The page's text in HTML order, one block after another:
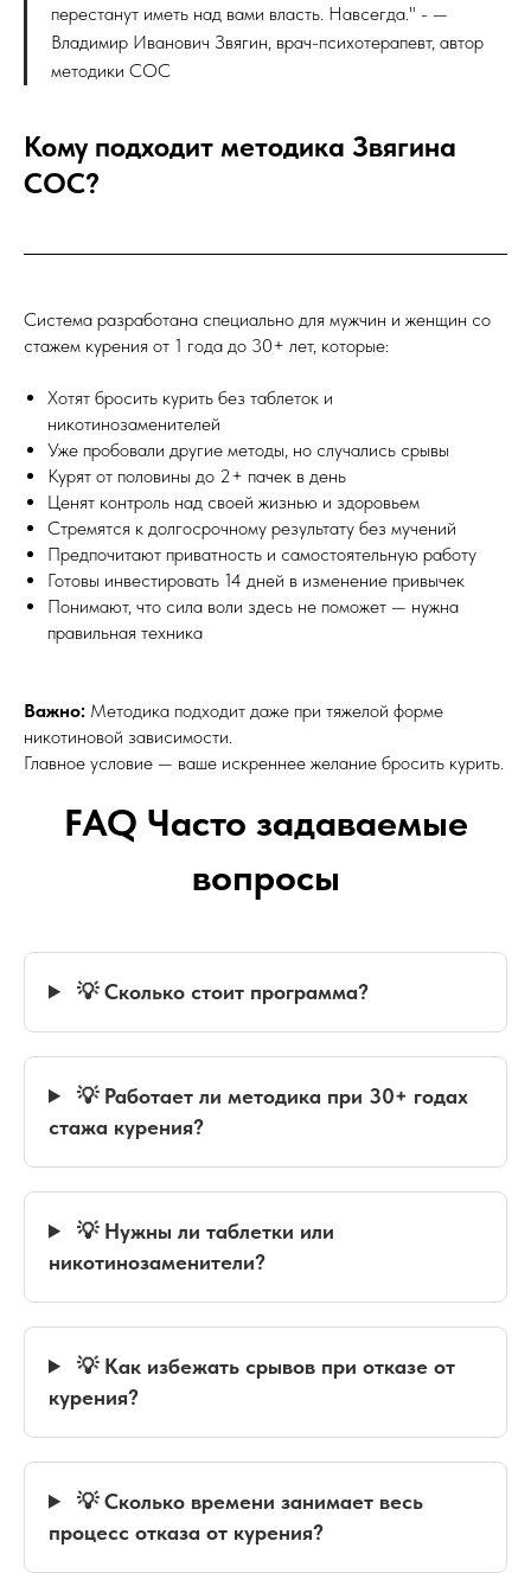
перестанут иметь над вами власть. Навсегда." - —
Владимир Иванович Звягин, врач-психотерапевт, автор
методики СОС
Кому подходит методика Звягина
СОС?
Система разработана специально для мужчин и женщин со
стажем курения от 1 года до 30+ лет, которые:
Хотят бросить курить без таблеток и
никотинозаменителей
Уже пробовали другие методы, но случались срывы
Курят от половины до 2+ пачек в день
Ценят контроль над своей жизнью и здоровьем
Стремятся к долгосрочному результату без мучений
Предпочитают приватность и самостоятельную работу
Готовы инвестировать 14 дней в изменение привычек
Понимают, что сила воли здесь не поможет — нужна
правильная техника
Важно: Методика подходит даже при тяжелой форме
никотиновой зависимости.
Главное условие — ваше искреннее желание бросить курить.
FAQ Часто задаваемые
вопросы
💡 Сколько стоит программа?
💡 Работает ли методика при 30+ годах
стажа курения?
💡 Нужны ли таблетки или
никотинозаменители?
💡 Как избежать срывов при отказе от
курения?
💡 Сколько времени занимает весь
процесс отказа от курения?